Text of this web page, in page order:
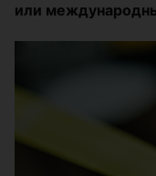
или